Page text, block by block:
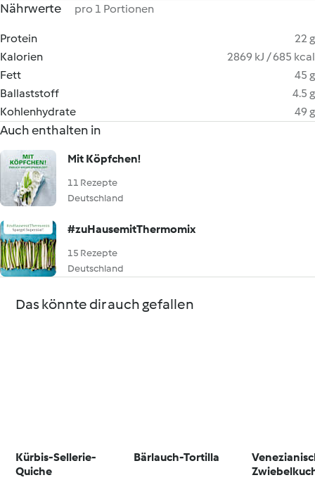
Nährwerte pro 1 Portionen
Protein
22 g
Kalorien
2869 kJ / 685 kcal
Fett
45 g
Ballaststoff
4.5 g
Kohlenhydrate
49 g
Auch enthalten in
Mit Köpfchen!
11 Rezepte
Deutschland
#zuHausemitThermomix
15 Rezepte
Deutschland
Das könnte dir auch gefallen
Kürbis-Sellerie-
Quiche
Bärlauch-Tortilla